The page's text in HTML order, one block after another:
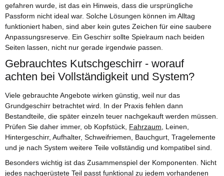
gefahren wurde, ist das ein Hinweis, dass die ursprüngliche
Passform nicht ideal war. Solche Lösungen können im Alltag
funktioniert haben, sind aber kein gutes Zeichen für eine saubere
Anpassungsreserve. Ein Geschirr sollte Spielraum nach beiden
Seiten lassen, nicht nur gerade irgendwie passen.
Gebrauchtes Kutschgeschirr - worauf
achten bei Vollständigkeit und System?
Viele gebrauchte Angebote wirken günstig, weil nur das
Grundgeschirr betrachtet wird. In der Praxis fehlen dann
Bestandteile, die später einzeln teuer nachgekauft werden müssen.
Prüfen Sie daher immer, ob Kopfstück, Fahrzaum , Leinen,
Hintergeschirr, Aufhalter, Schweifriemen, Bauchgurt, Tragelemente
und je nach System weitere Teile vollständig und kompatibel sind.
Besonders wichtig ist das Zusammenspiel der Komponenten. Nicht
jedes nachgerüstete Teil passt funktional zu jedem vorhandenen